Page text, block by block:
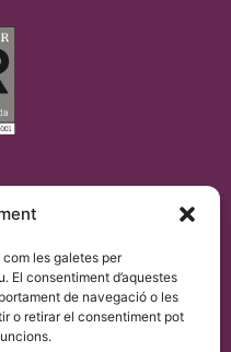
les galetes per
El consentiment d’aquestes
de navegació o les
o retirar el consentiment pot
de facilitar